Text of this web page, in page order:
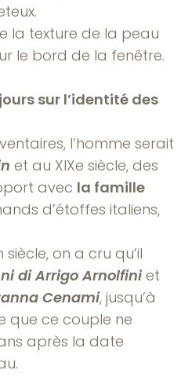
la texture de la peau
le bord de la fenêtre.
sur l’identité des
l’homme serait
et au XIXe siècle, des
avec la famille
d’étoffes italiens,
on a cru qu’il
di Arrigo Arnolfiniet
Cenami, jusqu’à
que ce couple ne
après la date